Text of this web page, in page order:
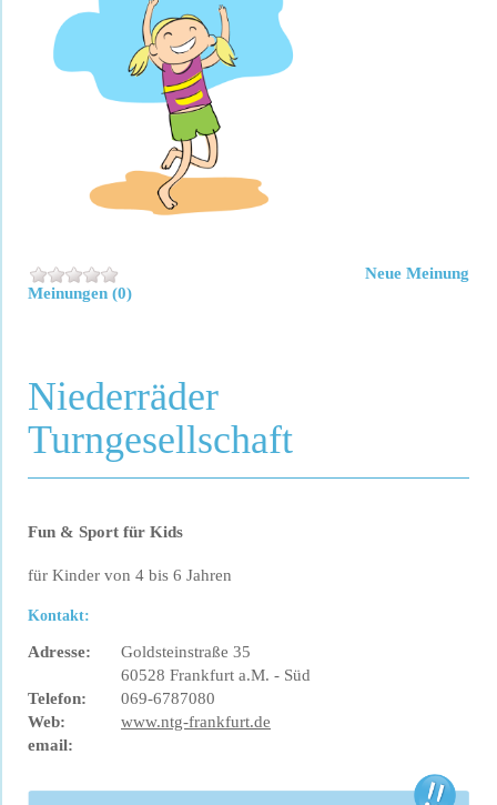
Meinungen (0)
Neue Meinung
Niederräder
Turngesellschaft
Fun & Sport für Kids
für Kinder von 4 bis 6 Jahren
Kontakt:
Adresse:
Goldsteinstraße 35
60528 Frankfurt a.M. - Süd
Telefon:
069-6787080
Web:
www.ntg-frankfurt.de
email: